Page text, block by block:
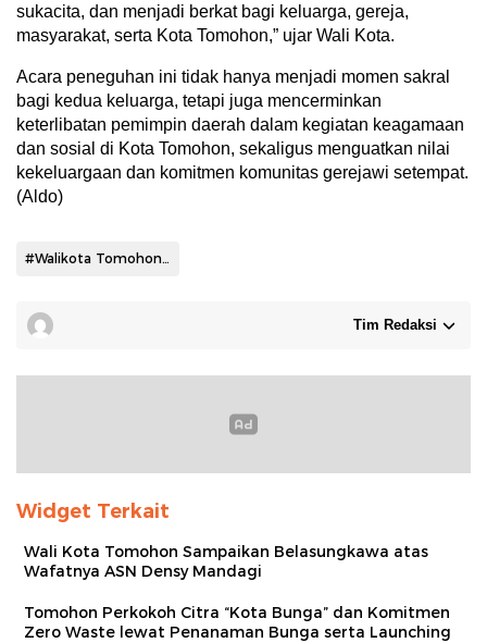
sukacita, dan menjadi berkat bagi keluarga, gereja,
masyarakat, serta Kota Tomohon,” ujar Wali Kota.
Acara peneguhan ini tidak hanya menjadi momen sakral
bagi kedua keluarga, tetapi juga mencerminkan
keterlibatan pemimpin daerah dalam kegiatan keagamaan
dan sosial di Kota Tomohon, sekaligus menguatkan nilai
kekeluargaan dan komitmen komunitas gerejawi setempat.
(Aldo)
#Walikota Tomohon Caroll Senduk
Tim Redaksi
Widget Terkait
Wali Kota Tomohon Sampaikan Belasungkawa atas
Wafatnya ASN Densy Mandagi
Tomohon Perkokoh Citra “Kota Bunga” dan Komitmen
Zero Waste lewat Penanaman Bunga serta Launching